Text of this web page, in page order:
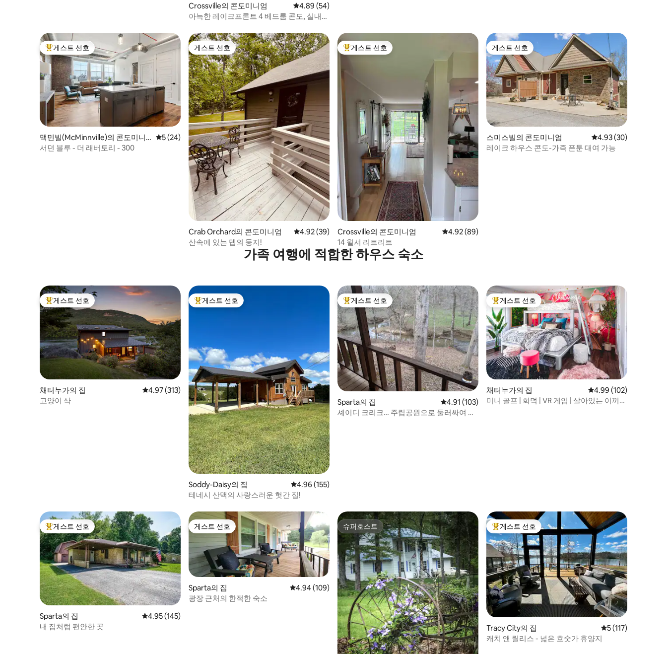
Crossville의 콘도미니엄 평점 4.89점(5점 만점), 후기 54개
4.89 (54)
아늑한 레이크프론트 4 베드룸 콘도, 실내
상위 게스트 선호
게스트 선호
맥민빌(McMinnville)의 콘도미니
엄
평점 5점(5점 만점), 후기 24개
5 (24)
서던 블루 - 더 래버토리 - 300
게스트 선호
게스트 선호
Crab Orchard의 콘도미니엄 평점 4.92점(5점 만점), 후기 39개
4.92 (39)
산속에 있는 뎁의 둥지!
상위 게스트 선호
게스트 선호
Crossville의 콘도미니엄 평점 4.92점(5점 만점), 후기 89개
4.92 (89)
14 윌셔 리트리트
게스트 선호
게스트 선호
스미스빌의 콘도미니엄 평점 4.93점(5점 만점),
4.93 (30)
레이크 하우스 콘도-가족 폰툰 대여 가능
가족 여행에 적합한 하우스 숙소
상위 게스트 선호
게스트 선호
채터누가의 집 평점 4.97점(5점 만점), 후기 313개
4.97 (313)
고양이 샥
상위 게스트 선호
게스트 선호
Soddy-Daisy의 집 평점 4.96점(5점 만점), 후기 155개
4.96 (155)
테네시 산맥의 사랑스러운 헛간 집!
상위 게스트 선호
게스트 선호
Sparta의 집 평점 4.91점(5점 만점), 후기 103개
4.91 (103)
셰이디 크리크… 주립공원으로 둘러싸여 있
상위 게스트 선호
게스트 선호
채터누가의 집 평점 4.99점(5점 만점),
4.99 (102)
미니 골프 | 화덕 | VR 게임 | 살아있는 이끼
상위 게스트 선호
게스트 선호
Sparta의 집 평점 4.95점(5점 만점), 후기 145개
4.95 (145)
내 집처럼 편안한 곳
게스트 선호
게스트 선호
Sparta의 집 평점 4.94점(5점 만점), 후기 109개
4.94 (109)
광장 근처의 한적한 숙소
슈퍼호스트
슈퍼호스트 상위 게스트 선호
게스트 선호
Tracy City의 집 평점 5점(5점 만점),
5 (117)
캐치 앤 릴리스 - 넓은 호숫가 휴양지